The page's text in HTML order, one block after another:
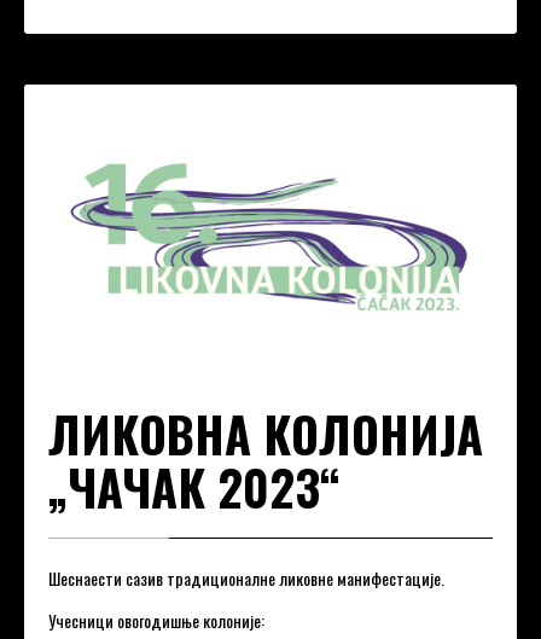
ЛИКОВНА КОЛОНИЈА
„ЧАЧАК 2023“
Шеснаести сазив традиционалне ликовне манифестације.
Учесници овогодишње колоније: